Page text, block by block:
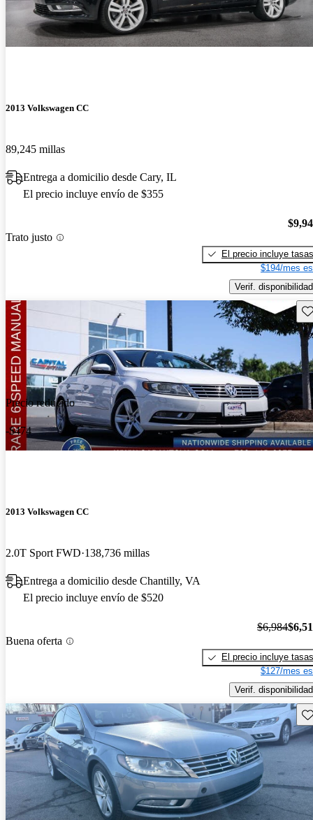
2013 Volkswagen CC
89,245 millas
Entrega a domicilio desde Cary, IL
El precio incluye envío de $355
Trato justo
El precio incluye tasas
$194/mes
Verif. disponibilidad
Precio reducido
-$474
2013 Volkswagen CC
2.0T Sport FWD 138,736 millas
Entrega a domicilio desde Chantilly, VA
El precio incluye envío de $520
Buena oferta
$6,984
El precio incluye tasas
$127/mes
Verif. disponibilidad